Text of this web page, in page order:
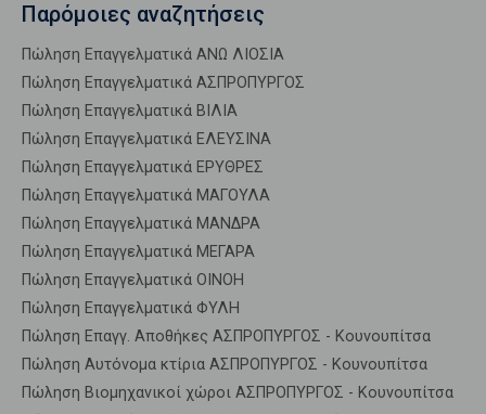
Παρόμοιες αναζητήσεις
Πώληση Επαγγελματικά ΑΝΩ ΛΙΟΣΙΑ
Πώληση Επαγγελματικά ΑΣΠΡΟΠΥΡΓΟΣ
Πώληση Επαγγελματικά ΒΙΛΙΑ
Πώληση Επαγγελματικά ΕΛΕΥΣΙΝΑ
Πώληση Επαγγελματικά ΕΡΥΘΡΕΣ
Πώληση Επαγγελματικά ΜΑΓΟΥΛΑ
Πώληση Επαγγελματικά ΜΑΝΔΡΑ
Πώληση Επαγγελματικά ΜΕΓΑΡΑ
Πώληση Επαγγελματικά ΟΙΝΟΗ
Πώληση Επαγγελματικά ΦΥΛΗ
Πώληση Επαγγ. Αποθήκες ΑΣΠΡΟΠΥΡΓΟΣ - Κουνουπίτσα
Πώληση Αυτόνομα κτίρια ΑΣΠΡΟΠΥΡΓΟΣ - Κουνουπίτσα
Πώληση Βιομηχανικοί χώροι ΑΣΠΡΟΠΥΡΓΟΣ - Κουνουπίτσα